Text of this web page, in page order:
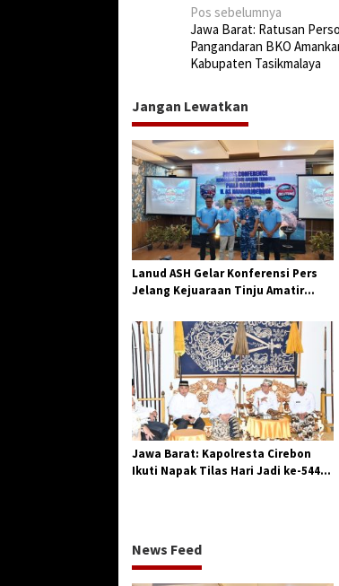
N
a
v
g
a
s
i
p
o
s
Pos sebelumnya
Jawa Barat: Ratusan
Pangandaran BKO
Kabupaten Tasikmalaya
Jangan Lewatkan
Lanud ASH Gelar Konferensi Pers
Jelang Kejuaraan Tinju Amatir
Jawa Barat: Kapolresta Cirebon
Ikuti Napak Tilas Hari Jadi ke-544,
News Feed